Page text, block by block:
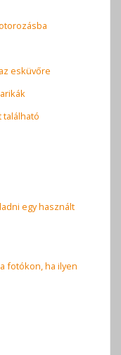
esküvőre
található
egy használt
fotókon, ha ilyen